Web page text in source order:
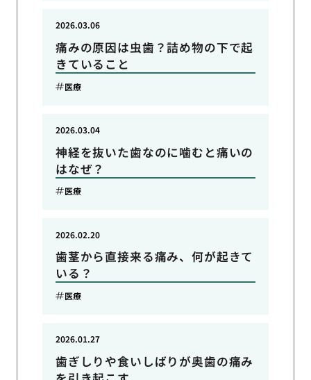
痛みの原因は虫歯？詰め物の下で起
きていること
2026.03.06
医療
神経を抜いた歯なのに噛むと痛いの
はなぜ？
2026.03.04
医療
歯茎から直接来る痛み、何が起きて
いる？
2026.02.20
医療
歯ぎしりや食いしばりが奥歯の痛み
2026.01.27